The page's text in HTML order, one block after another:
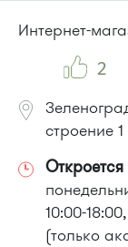
Маршрутки:
Интернет-
2
строение 1
Откроется
10:00-
(только